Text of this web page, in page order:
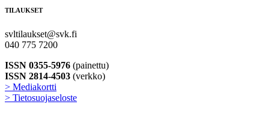
TILAUKSET
svltilaukset@svk.fi
040 775 7200
ISSN 0355-5976 (painettu)
ISSN 2814-4503 (verkko)
> Mediakortti
> Tietosuojaseloste